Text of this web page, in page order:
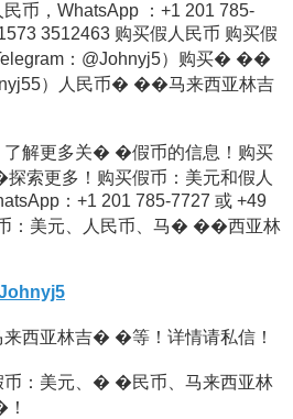
币，WhatsApp ：+1 201 785-
3512463 购买假人民币 购买假
：@Johnyj5）购买� ��
）人民币� ��马来西亚林吉
了解更多关� �假币的信息！购买
索更多！购买假币：美元和假人
：+1 201 785-7727 或 +49
：美元、人民币、马� ��西亚林
来西亚林吉� �等！详情请私信！
币：美元、� �民币、马来西亚林